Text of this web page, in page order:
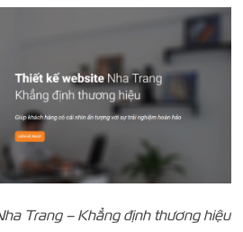
Trang – Khẳng định thương hiệu